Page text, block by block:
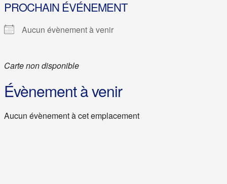
PROCHAIN ÉVÉNEMENT
Aucun évènement à venir
Carte non disponible
Évènement à venir
Aucun évènement à cet emplacement